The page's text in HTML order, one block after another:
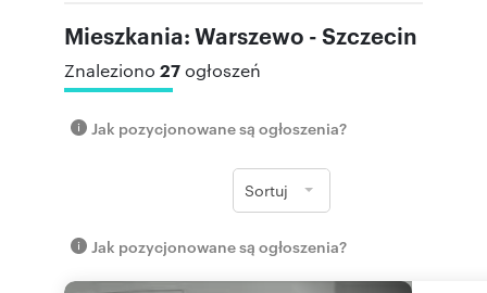
Mieszkania: Warszewo - Szczecin
Znaleziono 27ogłoszeń
Jak pozycjonowane są ogłoszenia?
Sortuj
Jak pozycjonowane są ogłoszenia?